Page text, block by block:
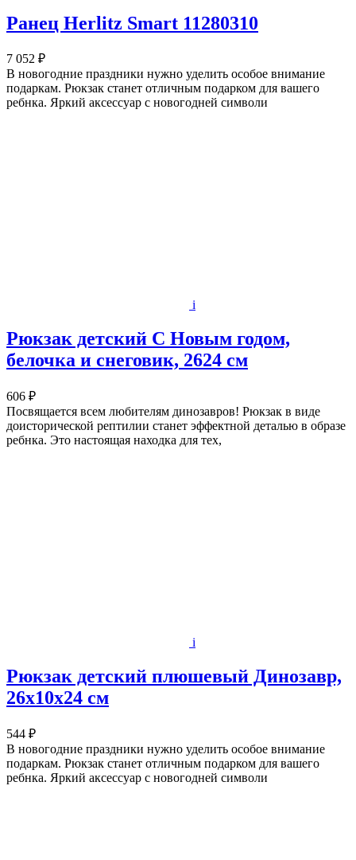
Ранец Herlitz Smart 11280310
7 052 ₽
В новогодние праздники нужно уделить особое внимание
подаркам. Рюкзак станет отличным подарком для вашего
ребнка. Яркий аксессуар с новогодней символи
i
Рюкзак детский С Новым годом,
белочка и снеговик, 2624 см
606 ₽
Посвящается всем любителям динозавров! Рюкзак в виде
доисторической рептилии станет эффектной деталью в образе
ребнка. Это настоящая находка для тех,
i
Рюкзак детский плюшевый Динозавр,
26х10х24 см
544 ₽
В новогодние праздники нужно уделить особое внимание
подаркам. Рюкзак станет отличным подарком для вашего
ребнка. Яркий аксессуар с новогодней символи